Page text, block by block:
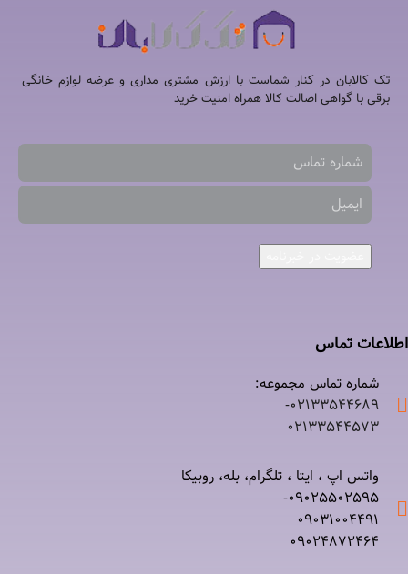
تک کالابان در کنار شماست با ارزش مشتری مداری و عرضه لوازم خانگی
برقی با گواهی اصالت کالا همراه امنیت خرید
اطلاعات تماس
شماره تماس مجموعه:
۰۲۱٣٣٥٤٤٦٨٩-
۰٢١٣٣٥٤٤٥٧٣
واتس اپ ، ایتا ، تلگرام، بله، روبیکا
۰٩٠٢٥٥٠٢٥٩٥-
۰٩٠٣١٠٠٤٤٩١
۰٩٠٢۴۸۷٢۴۶۴